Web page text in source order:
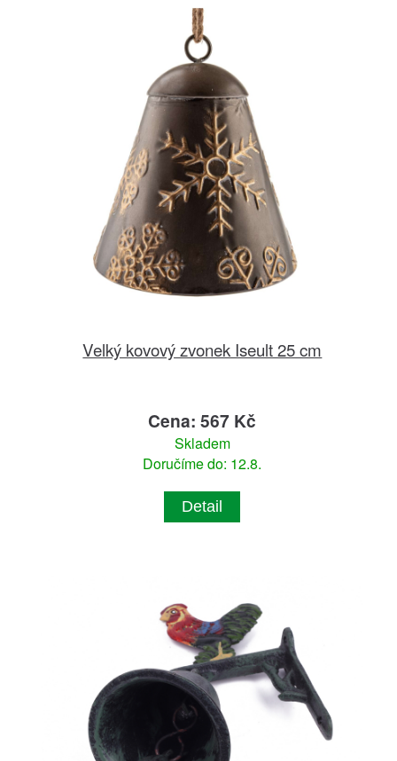
Velký kovový zvonek Iseult 25 cm
Cena: 567 Kč
Skladem
Doručíme do: 12.8.
Detail